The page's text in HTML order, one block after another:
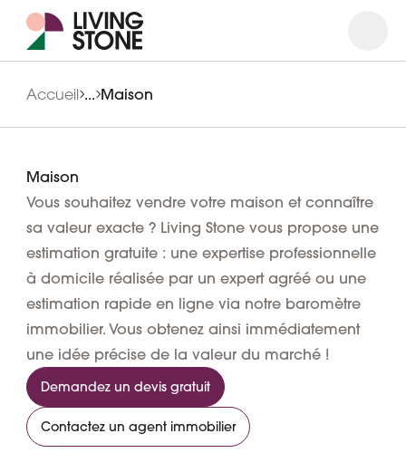
Accueil ... Maison
Maison
Vous souhaitez vendre votre maison et connaître
sa valeur exacte ? Living Stone vous propose une
estimation gratuite : une expertise professionnelle
à domicile réalisée par un expert agréé ou une
estimation rapide en ligne via notre baromètre
immobilier. Vous obtenez ainsi immédiatement
une idée précise de la valeur du marché !
Demandez un devis gratuit
Contactez un agent immobilier